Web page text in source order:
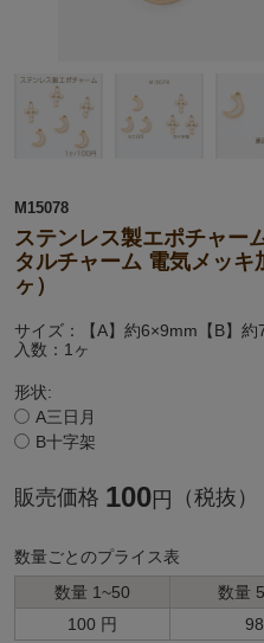
M15078
ステンレス製エポチャー
タルチャーム 電気メッ
ヶ）
サイズ：【A】約6×9mm【B】約
入数：1ヶ
形状:
A三日月
B十字架
販売価格 100円 （税抜）
数量ごとのプライス表
数量 1~50
数量
100 円